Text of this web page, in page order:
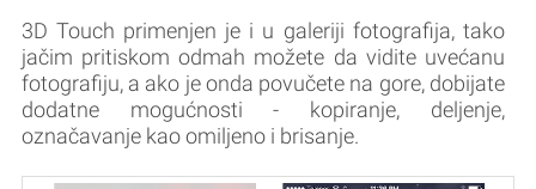
3D Touch primenjen je i u galeriji fotografija, tako
jačim pritiskom odmah možete da vidite uvećanu
fotografiju, a ako je onda povučete na gore, dobijate
dodatne mogućnosti - kopiranje, deljenje,
označavanje kao omiljeno i brisanje.